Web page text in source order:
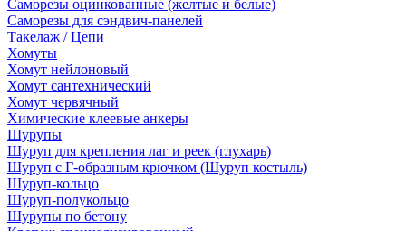
Саморезы оцинкованные (желтые и белые)
Саморезы для сэндвич-панелей
Такелаж / Цепи
Хомуты
Хомут нейлоновый
Хомут сантехнический
Хомут червячный
Химические клеевые анкеры
Шурупы
Шуруп для крепления лаг и реек (глухарь)
Шуруп с Г-образным крючком (Шуруп костыль)
Шуруп-кольцо
Шуруп-полукольцо
Шурупы по бетону